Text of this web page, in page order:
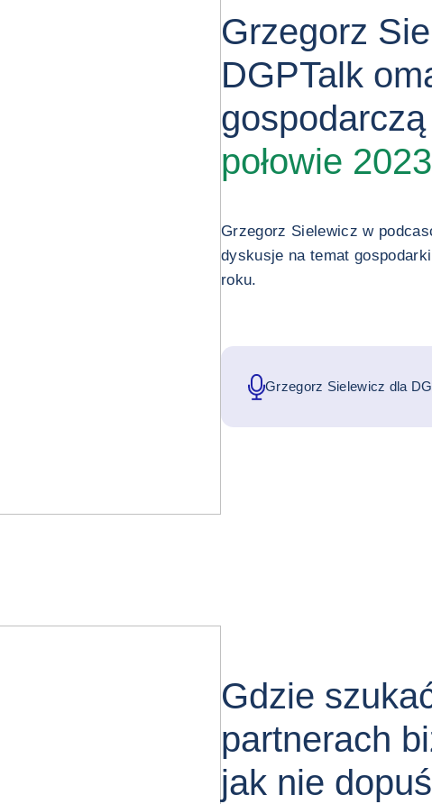
Grzegorz
DGPTalk
połowie 2023
Grzegorz Sielewicz w
dyskusje na temat
roku.
Grzegorz Sielewicz dla
Gdzie
partnerach
jak nie